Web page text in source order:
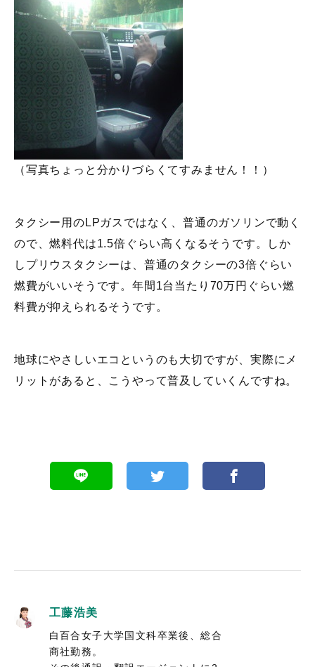
（写真ちょっと分かりづらくてすみません！！）
タクシー用のLPガスではなく、普通のガソリンで動く
ので、燃料代は1.5倍ぐらい高くなるそうです。しか
しプリウスタクシーは、普通のタクシーの3倍ぐらい
燃費がいいそうです。年間1台当たり70万円ぐらい燃
料費が抑えられるそうです。
地球にやさしいエコというのも大切ですが、実際にメ
リットがあると、こうやって普及していくんですね。
工藤浩美
白百合女子大学国文科卒業後、総合
商社勤務。